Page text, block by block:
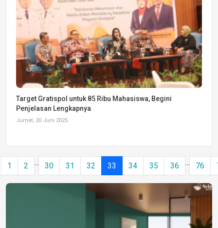
Target Gratispol untuk 85 Ribu Mahasiswa, Begini
Penjelasan Lengkapnya
Jumat, 20 Juni 2025
1 2 ... 30 31 32 33 34 35 36 ... 76